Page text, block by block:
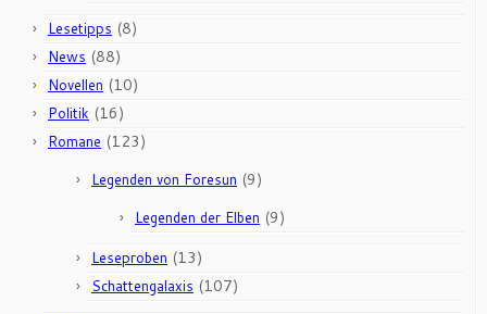
Lesetipps (8)
News (88)
Novellen (10)
Politik (16)
Romane (123)
Legenden von Foresun (9)
Legenden der Elben (9)
Leseproben (13)
Schattengalaxis (107)